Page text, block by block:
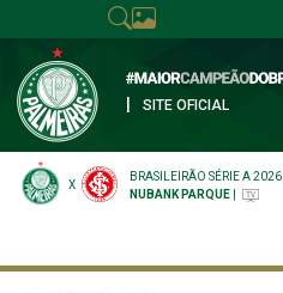
SITE OFICIAL
X
BRASILEIRÃO SÉRIE A 2026
NUBANK PARQUE